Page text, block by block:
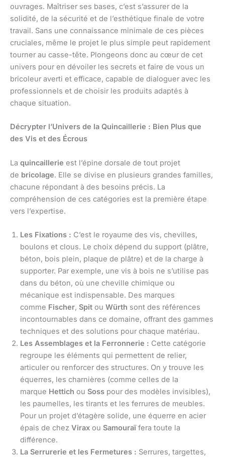
ouvrages. Maîtriser ses bases, c’est s’assurer de la
solidité, de la sécurité et de l’esthétique finale de votre
travail. Sans une connaissance minimale de ces pièces
cruciales, même le projet le plus simple peut rapidement
tourner au casse-tête. Plongeons donc au cœur de cet
univers pour en dévoiler les secrets et faire de vous un
bricoleur averti et efficace, capable de dialoguer avec les
professionnels et de choisir les produits adaptés à
chaque situation.
Décrypter l’Univers de la Quincaillerie : Bien Plus que
des Vis et des Écrous
La quincaillerie est l’épine dorsale de tout projet
de bricolage. Elle se divise en plusieurs grandes familles,
chacune répondant à des besoins précis. La
compréhension de ces catégories est la première étape
vers l’expertise.
Les Fixations : C’est le royaume des vis, chevilles,
boulons et clous. Le choix dépend du support (plâtre,
béton, bois plein, plaque de plâtre) et de la charge à
supporter. Par exemple, une vis à bois ne s’utilise pas
dans du béton, où une cheville chimique ou
mécanique est indispensable. Des marques
comme Fischer, Spit ou Würth sont des références
incontournables dans ce domaine, offrant des gammes
techniques et des solutions pour chaque matériau.
Les Assemblages et la Ferronnerie : Cette catégorie
regroupe les éléments qui permettent de relier,
articuler ou renforcer des structures. On y trouve les
équerres, les charnières (comme celles de la
marque Hettich ou Soss pour des modèles invisibles),
les paumelles, les tirants et les ferrures de meubles.
Pour un projet d’étagère solide, une équerre en acier
épais de chez Virax ou Samouraïfera toute la
différence.
La Serrurerie et les Fermetures : Serrures, targettes,